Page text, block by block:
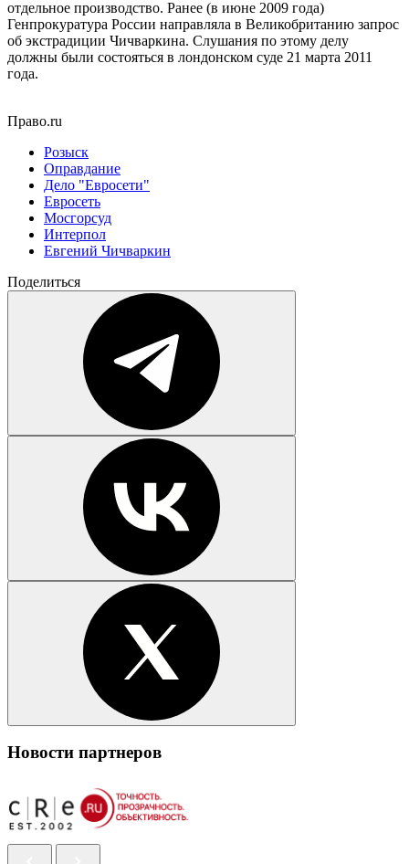
отдельное производство. Ранее (в июне 2009 года)
Генпрокуратура России направляла в Великобританию запрос
об экстрадиции Чичваркина. Слушания по этому делу
должны были состояться в лондонском суде 21 марта 2011
года.
Право.ru
Розыск
Оправдание
Дело "Евросети"
Евросеть
Мосгорсуд
Интерпол
Евгений Чичваркин
Поделиться
Новости партнеров